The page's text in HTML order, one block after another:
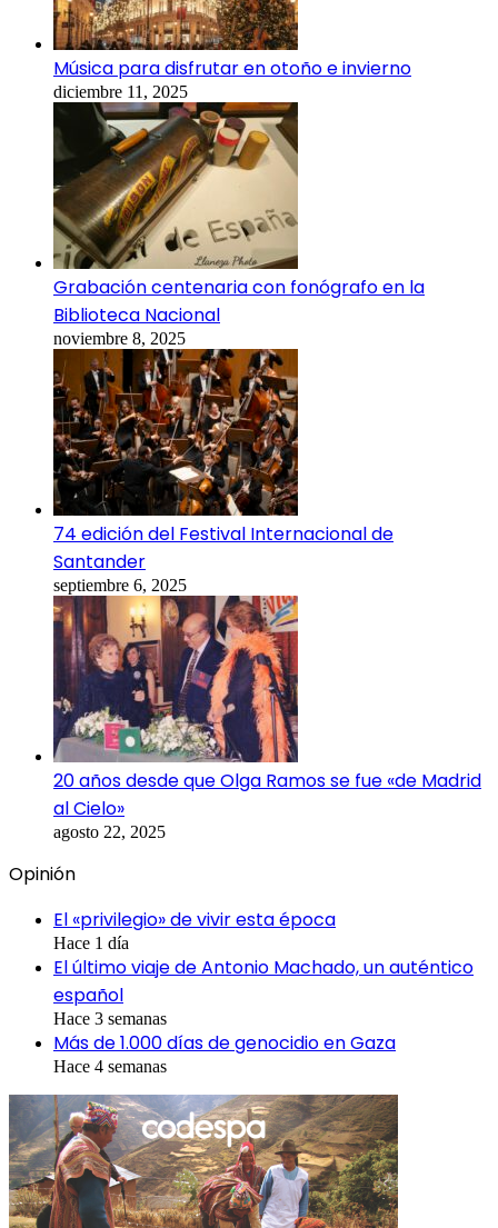
Música para disfrutar en otoño e invierno
diciembre 11, 2025
Grabación centenaria con fonógrafo en la
Biblioteca Nacional
noviembre 8, 2025
74 edición del Festival Internacional de
Santander
septiembre 6, 2025
20 años desde que Olga Ramos se fue «de Madrid
al Cielo»
agosto 22, 2025
Opinión
El «privilegio» de vivir esta época
Hace 1 día
El último viaje de Antonio Machado, un auténtico
español
Hace 3 semanas
Más de 1.000 días de genocidio en Gaza
Hace 4 semanas